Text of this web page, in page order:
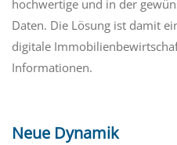
hochwertige und in der
Daten. Die Lösung ist damit
digitale
Informationen.
Neue Dynamik